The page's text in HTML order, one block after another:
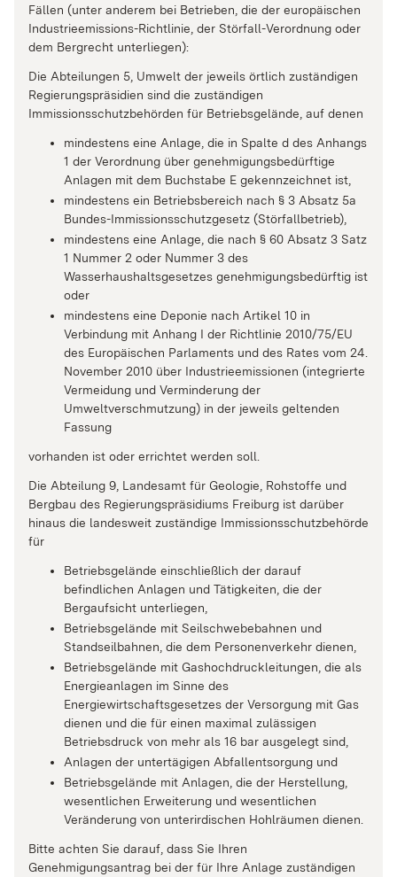
Fällen (unter anderem bei Betrieben, die der europäischen
Industrieemissions-Richtlinie, der Störfall-Verordnung oder
dem Bergrecht unterliegen):
Die Abteilungen 5, Umwelt der jeweils örtlich zuständigen
Regierungspräsidien sind die zuständigen
Immissionsschutzbehörden für Betriebsgelände, auf denen
mindestens eine Anlage, die in Spalte d des Anhangs
1 der Verordnung über genehmigungsbedürftige
Anlagen mit dem Buchstabe E gekennzeichnet ist,
mindestens ein Betriebsbereich nach § 3 Absatz 5a
Bundes-Immissionsschutzgesetz (Störfallbetrieb),
mindestens eine Anlage, die nach § 60 Absatz 3 Satz
1 Nummer 2 oder Nummer 3 des
Wasserhaushaltsgesetzes genehmigungsbedürftig ist
oder
mindestens eine Deponie nach Artikel 10 in
Verbindung mit Anhang I der Richtlinie 2010/75/EU
des Europäischen Parlaments und des Rates vom 24.
November 2010 über Industrieemissionen (integrierte
Vermeidung und Verminderung der
Umweltverschmutzung) in der jeweils geltenden
Fassung
vorhanden ist oder errichtet werden soll.
Die Abteilung 9, Landesamt für Geologie, Rohstoffe und
Bergbau des Regierungspräsidiums Freiburg ist darüber
hinaus die landesweit zuständige Immissionsschutzbehörde
für
Betriebsgelände einschließlich der darauf
befindlichen Anlagen und Tätigkeiten, die der
Bergaufsicht unterliegen,
Betriebsgelände mit Seilschwebebahnen und
Standseilbahnen, die dem Personenverkehr dienen,
Betriebsgelände mit Gashochdruckleitungen, die als
Energieanlagen im Sinne des
Energiewirtschaftsgesetzes der Versorgung mit Gas
dienen und die für einen maximal zulässigen
Betriebsdruck von mehr als 16 bar ausgelegt sind,
Anlagen der untertägigen Abfallentsorgung und
Betriebsgelände mit Anlagen, die der Herstellung,
wesentlichen Erweiterung und wesentlichen
Veränderung von unterirdischen Hohlräumen dienen.
Bitte achten Sie darauf, dass Sie Ihren
Genehmigungsantrag bei der für Ihre Anlage zuständigen